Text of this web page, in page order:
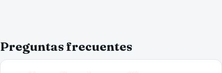
Preguntas frecuentes